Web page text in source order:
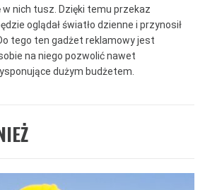
nich tusz. Dzięki temu przekaz
oglądał światło dzienne i przynosił
tego ten gadżet reklamowy jest
na niego pozwolić nawet
dużym budżetem.